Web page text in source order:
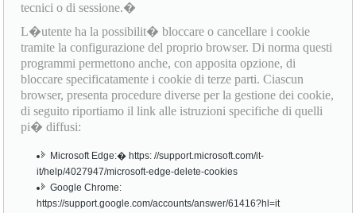
tecnici o di sessione.�
L�utente ha la possibilit� bloccare o cancellare i cookie
tramite la configurazione del proprio browser. Di norma questi
programmi permettono anche, con apposita opzione, di
bloccare specificatamente i cookie di terze parti. Ciascun
browser, presenta procedure diverse per la gestione dei cookie,
di seguito riportiamo il link alle istruzioni specifiche di quelli
pi� diffusi:
Microsoft Edge:� https: //support.microsoft.com/it-
it/help/4027947/microsoft-edge-delete-cookies
Google Chrome:
https://support.google.com/accounts/answer/61416?hl=it